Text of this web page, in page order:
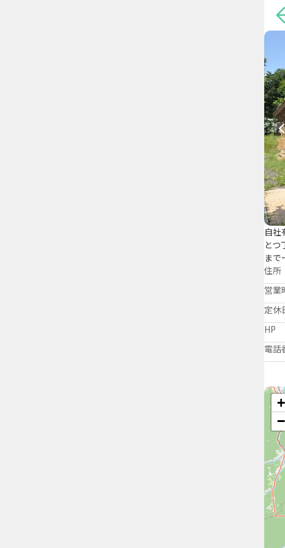
自社
とつ
まで
住所
営業
定休
HP
電話
+
−